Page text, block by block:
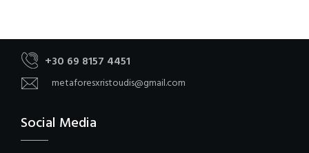
+30 69 8157 4451
metaforesxristoudis@gmail.com
Social Media